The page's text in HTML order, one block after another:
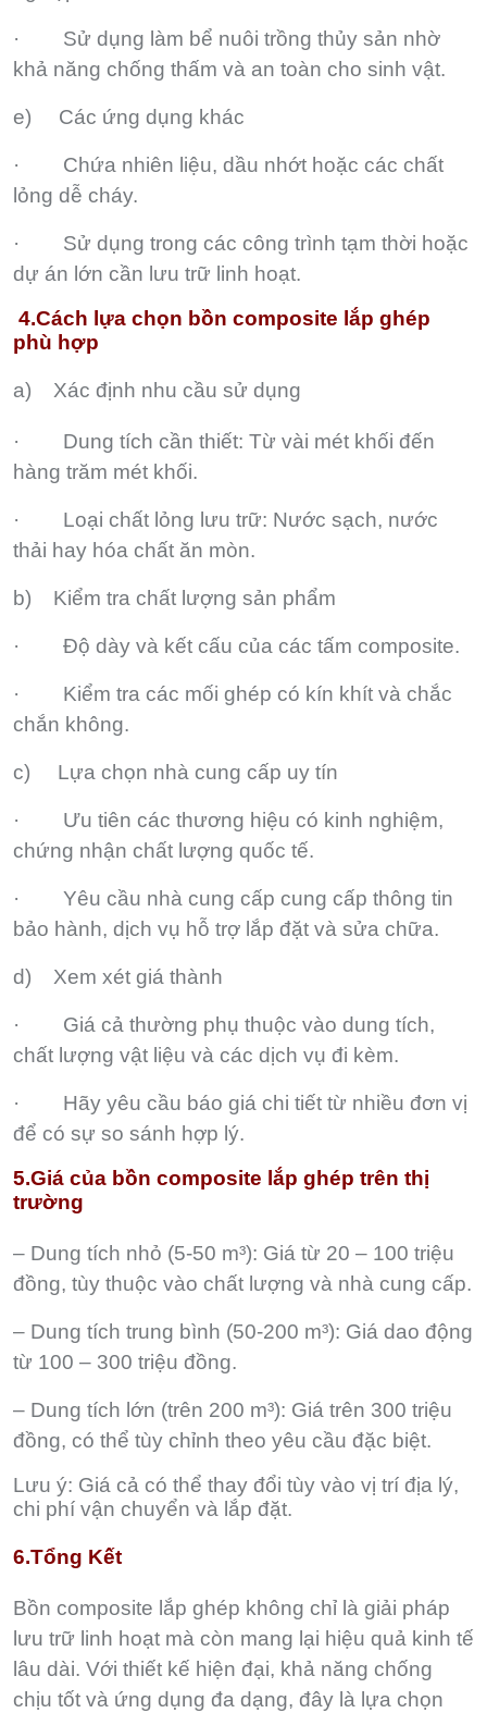
· Sử dụng làm bể nuôi trồng thủy sản nhờ
khả năng chống thấm và an toàn cho sinh vật.
e) Các ứng dụng khác
· Chứa nhiên liệu, dầu nhớt hoặc các chất
lỏng dễ cháy.
· Sử dụng trong các công trình tạm thời hoặc
dự án lớn cần lưu trữ linh hoạt.
4.Cách lựa chọn bồn composite lắp ghép
phù hợp
a) Xác định nhu cầu sử dụng
· Dung tích cần thiết: Từ vài mét khối đến
hàng trăm mét khối.
· Loại chất lỏng lưu trữ: Nước sạch, nước
thải hay hóa chất ăn mòn.
b) Kiểm tra chất lượng sản phẩm
· Độ dày và kết cấu của các tấm composite.
· Kiểm tra các mối ghép có kín khít và chắc
chắn không.
c) Lựa chọn nhà cung cấp uy tín
· Ưu tiên các thương hiệu có kinh nghiệm,
chứng nhận chất lượng quốc tế.
· Yêu cầu nhà cung cấp cung cấp thông tin
bảo hành, dịch vụ hỗ trợ lắp đặt và sửa chữa.
d) Xem xét giá thành
· Giá cả thường phụ thuộc vào dung tích,
chất lượng vật liệu và các dịch vụ đi kèm.
· Hãy yêu cầu báo giá chi tiết từ nhiều đơn vị
để có sự so sánh hợp lý.
5.Giá của bồn composite lắp ghép trên thị
trường
– Dung tích nhỏ (5-50 m³): Giá từ 20 – 100 triệu
đồng, tùy thuộc vào chất lượng và nhà cung cấp.
– Dung tích trung bình (50-200 m³): Giá dao động
từ 100 – 300 triệu đồng.
– Dung tích lớn (trên 200 m³): Giá trên 300 triệu
đồng, có thể tùy chỉnh theo yêu cầu đặc biệt.
Lưu ý: Giá cả có thể thay đổi tùy vào vị trí địa lý,
chi phí vận chuyển và lắp đặt.
6.Tổng Kết
Bồn composite lắp ghép không chỉ là giải pháp
lưu trữ linh hoạt mà còn mang lại hiệu quả kinh tế
lâu dài. Với thiết kế hiện đại, khả năng chống
chịu tốt và ứng dụng đa dạng, đây là lựa chọn